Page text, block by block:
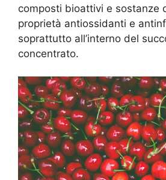
composti bioattivi e sostanze
proprietà antiossidanti e
soprattutto all’interno del
concentrato.